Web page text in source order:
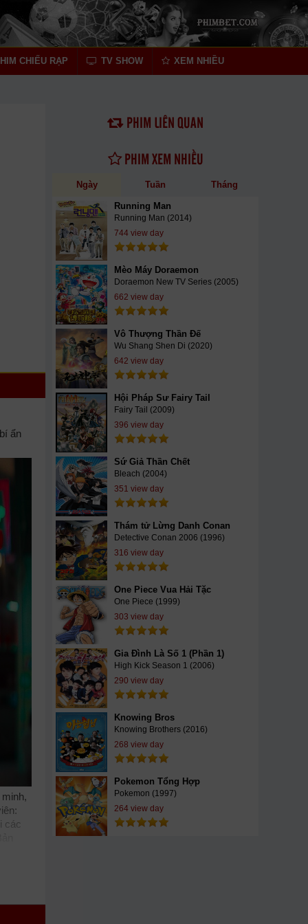
CHIẾU RẠP TV SHOW XEM NHIỀU
ẩn
các
PHIM LIÊN QUAN
PHIM XEM NHIỀU
Ngày Tuần Tháng
Running Man
Running Man (2014)
744 view day
Mèo Máy Doraemon
Doraemon New TV Series (2005)
662 view day
Vô Thượng Thần Đế
Wu Shang Shen Di (2020)
642 view day
Hội Pháp Sư Fairy Tail
Fairy Tail (2009)
396 view day
Sứ Giả Thần Chết
Bleach (2004)
351 view day
Thám tử Lừng Danh Conan
Detective Conan 2006 (1996)
316 view day
One Piece Vua Hải Tặc
One Piece (1999)
303 view day
Gia Đình Là Số 1 (Phần 1)
High Kick Season 1 (2006)
290 view day
Knowing Bros
Knowing Brothers (2016)
268 view day
Pokemon Tổng Hợp
Pokemon (1997)
264 view day